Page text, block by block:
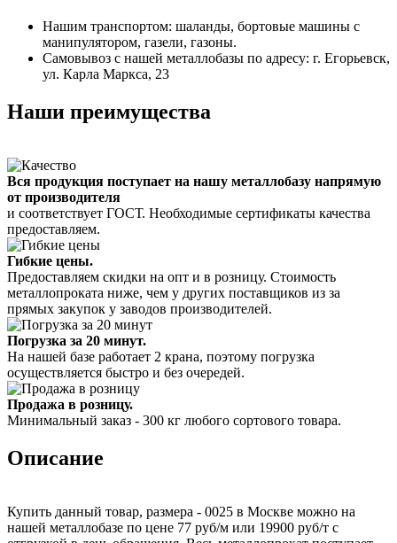
Нашим транспортом: шаланды, бортовые машины с
манипулятором, газели, газоны.
Самовывоз с нашей металлобазы по адресу: г. Егорьевск,
ул. Карла Маркса, 23
Наши преимущества
Вся продукция поступает на нашу металлобазу напрямую
от производителя
и соответствует ГОСТ. Необходимые сертификаты качества
предоставляем.
Гибкие цены.
Предоставляем скидки на опт и в розницу. Стоимость
металлопроката ниже, чем у других поставщиков из за
прямых закупок у заводов производителей.
Погрузка за 20 минут.
На нашей базе работает 2 крана, поэтому погрузка
осуществляется быстро и без очередей.
Продажа в розницу.
Минимальный заказ - 300 кг любого сортового товара.
Описание
Купить данный товар, размера - 0025 в Москве можно на
нашей металлобазе по цене 77 руб/м или 19900 руб/т с